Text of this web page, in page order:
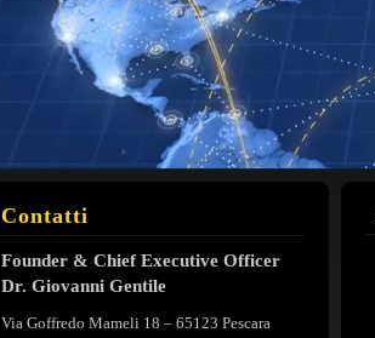
Contatti
Founder & Chief Executive Officer
Dr. Giovanni Gentile
Via Goffredo Mameli 18 – 65123 Pescara